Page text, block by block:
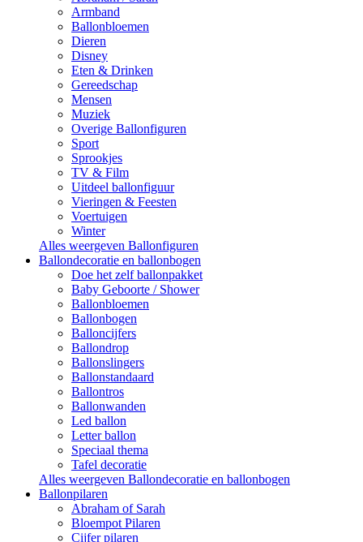
Armband
Ballonbloemen
Dieren
Disney
Eten & Drinken
Gereedschap
Mensen
Muziek
Overige Ballonfiguren
Sport
Sprookjes
TV & Film
Uitdeel ballonfiguur
Vieringen & Feesten
Voertuigen
Winter
Alles weergeven Ballonfiguren
Ballondecoratie en ballonbogen
Doe het zelf ballonpakket
Baby Geboorte / Shower
Ballonbloemen
Ballonbogen
Balloncijfers
Ballondrop
Ballonslingers
Ballonstandaard
Ballontros
Ballonwanden
Led ballon
Letter ballon
Speciaal thema
Tafel decoratie
Alles weergeven Ballondecoratie en ballonbogen
Ballonpilaren
Abraham of Sarah
Bloempot Pilaren
Cijfer pilaren